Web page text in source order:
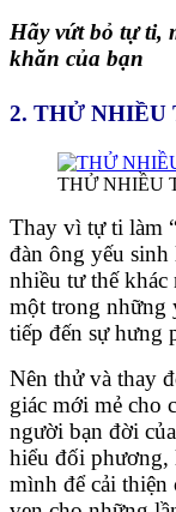
Hãy vứt bỏ tự ti,
khăn của bạn
2. THỬ
THỬ NHIỀU
Thay vì tự ti làm
đàn ông yếu
nhiều tư thế
một trong những
tiếp đến sự hưng
Nên thử và thay
giác mới mẻ cho
người bạn đời
hiểu đối phương,
mình để cải